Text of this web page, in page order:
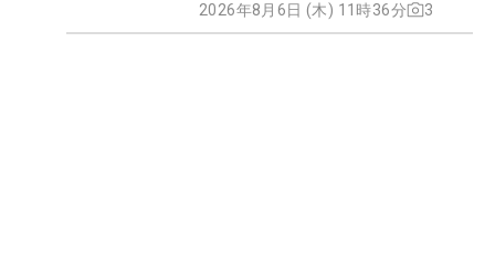
2026年8月6日 (木) 11時36分 3